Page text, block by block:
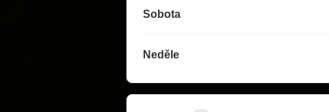
Sobota
Neděle